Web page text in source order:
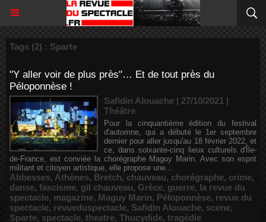
Tags (2) : Sparte
"Y aller voir de plus près"… Et de tout près du
Péloponnèse !
Safidin Alouache | 27/10/2021 |
Théâtre
Pour la cinquantième édition du festival
d'automne, qui a débuté le 1er septembre
dernier pour aller jusqu'au 18 février 2022, et
ce, dans soixante-cinq lieux culturels d'Île-
de-France, est conviée la chorégraphe Maguy Marin. Avec son esprit
militant et citoyen artistique, elle propose une...
Abbesses, Athènes, Bretch, chauveau, chorégraphe, crime,
danse, fascisme, gil chauveau, Grèce, guerre, la revue du
spectacle, magazine, Maguy Marin, Péloponnèse, revue du
spectacle, revueduspectacle, Safidin Alouache, scene,
Sparte, spectacle, theatre, Thucydide, tragédie